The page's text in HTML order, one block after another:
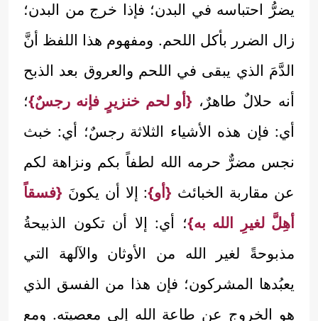
يضرُّ احتباسه في البدن؛ فإذا خرج من البدن؛
زال الضرر بأكل اللحم. ومفهوم هذا اللفظ أنَّ
الدَّمَ الذي يبقى في اللحم والعروق بعد الذبح
أنه حلالٌ طاهرٌ، {أو لحم خنزيرٍ فإنه رجسٌ}؛
أي: فإن هذه الأشياء الثلاثة رجسٌ؛ أي: خبث
نجس مضرٌّ حرمه الله لطفاً بكم ونزاهة لكم
عن مقاربة الخبائث {أو}: إلا أن يكونَ {فسقاً
أهِلَّ لغيرِ الله به}؛ أي: إلا أن تكون الذبيحةُ
مذبوحةً لغير الله من الأوثان والآلهة التي
يعبُدها المشركون؛ فإن هذا من الفسق الذي
هو الخروج عن طاعة الله إلى معصيته. ومع